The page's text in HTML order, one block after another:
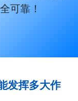
可靠！
发挥多大作